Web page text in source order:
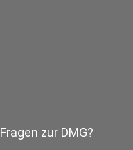
Fragen zur DMG?